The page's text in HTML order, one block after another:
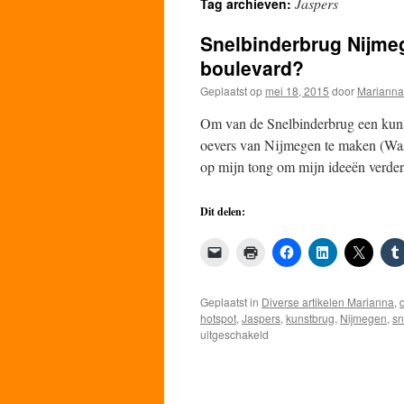
inhoud
Tag archieven:
Snelbinderbrug
boulevard?
Geplaatst op mei 18, 2015 door
Om van de Snelbinderbrug een
oevers van Nijmegen te maken
op mijn tong om mijn ideeën
Dit delen:
Geplaatst in Diverse artikelen Marianna,
hotspot, Jaspers, kunstbrug, Nijmegen,
uitgeschakeld